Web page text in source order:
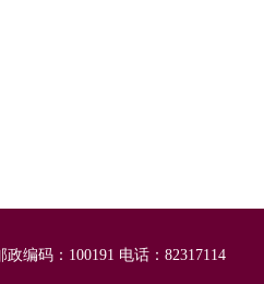
编码：100191 电话：82317114